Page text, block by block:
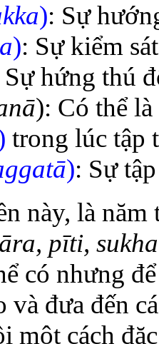
): Sự
): Sự kiểm
Sự hứng thú
): Có thể là
trong lúc tập
): Sự
này, là
pīti,
có nhưng
và đưa đến
một cách